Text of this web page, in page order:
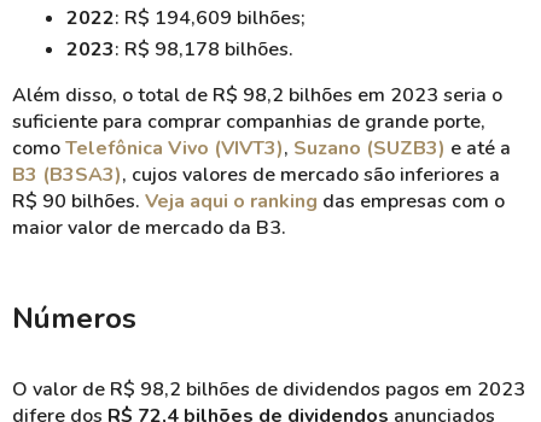
2022: R$ 194,609 bilhões;
2023: R$ 98,178 bilhões.
Além disso, o total de R$ 98,2 bilhões em 2023 seria o
suficiente para comprar companhias de grande porte,
comoTelefônica Vivo (VIVT3), Suzano (SUZB3) e até a
B3 (B3SA3), cujos valores de mercado são inferiores a
R$ 90 bilhões. Veja aqui o ranking das empresas com o
maior valor de mercado da B3.
Números
O valor de R$ 98,2 bilhões de dividendos pagos em 2023
difere dos R$ 72,4 bilhões de dividendos anunciados